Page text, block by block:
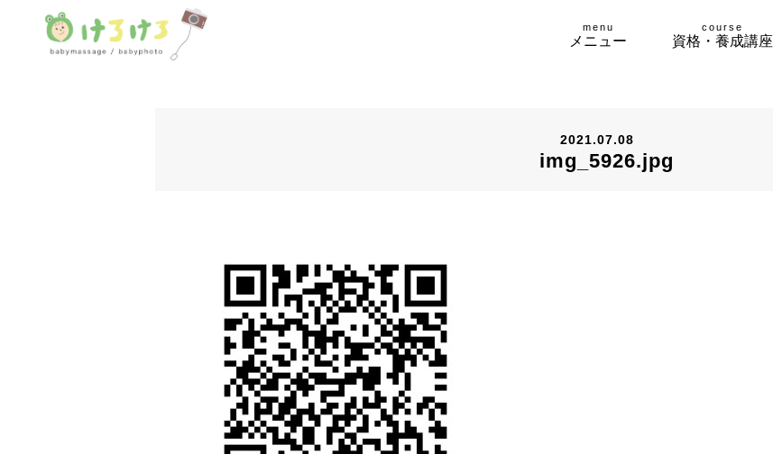
menu
メニュー
course
資格・養成講座
2021.07.08
img_5926.jpg